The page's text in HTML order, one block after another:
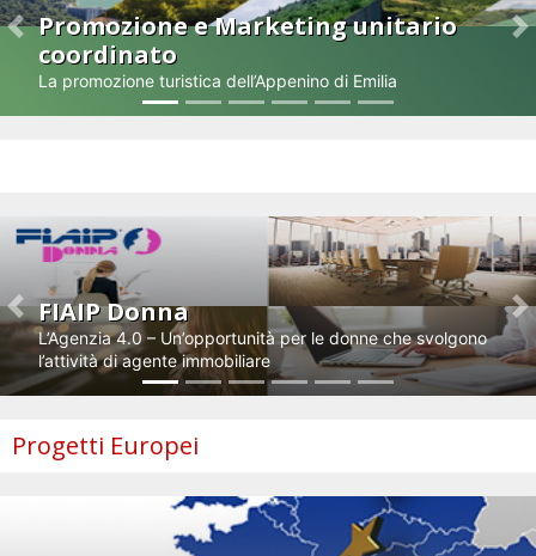
Promozione e Marketing unitario
coordinato
La promozione turistica dell’Appenino di Emilia
Previous
FIAIP Donna
L’Agenzia 4.0 – Un’opportunità per le donne che svolgono
l’attività di agente immobiliare
Previous
Progetti Europei